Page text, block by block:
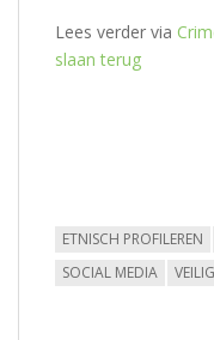
Lees verder via
slaan terug
ETNISCH PROFILEREN
SOCIAL MEDIA